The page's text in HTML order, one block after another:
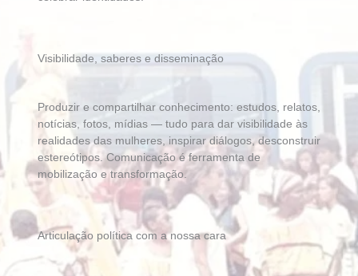
Visibilidade, saberes e disseminação
Produzir e compartilhar conhecimento: estudos, relatos,
notícias, fotos, mídias — tudo para dar visibilidade às
realidades das mulheres, inspirar diálogos, desconstruir
estereótipos. Comunicação é ferramenta de
mobilização e transformação.
Articulação política com a nossa cara